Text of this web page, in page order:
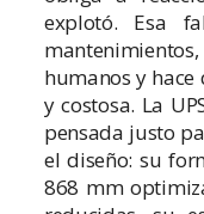
explotó. Esa
humanos y hace
y costosa. La
pensada justo
el diseño: su
868 mm